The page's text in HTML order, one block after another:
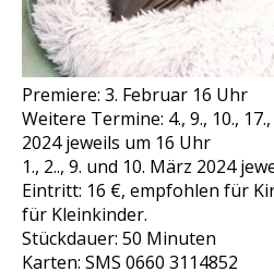
Premiere: 3. Februar 16 Uhr
Weitere Termine: 4., 9., 10.,
2024 jeweils um 16 Uhr
1., 2.., 9. und 10. März 2024
Eintritt: 16 €, empfohlen für
für Kleinkinder.
Stückdauer: 50 Minuten
Karten: SMS 0660 3114852